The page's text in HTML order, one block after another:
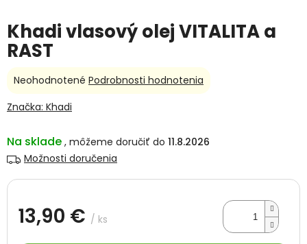
Khadi vlasový olej VITALITA a
RAST
Na sklade
11.8.2026
Možnosti doručenia
13,90 € / ks
Priemerné
produktu
z
5
Neohodnotené Podrobnosti hodnotenia
Značka: Khadi